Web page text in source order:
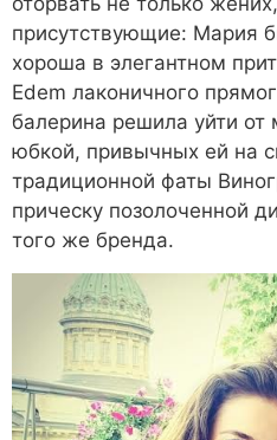
присутствующие: Мария
хороша в элегантном
Edem лаконичного
балерина решила уйти
юбкой, привычных ей на
традиционной фаты
прическу позолоченной
того же бренда.